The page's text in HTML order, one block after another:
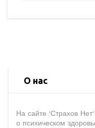
О нас
На сайте 'Страхов
о психическом